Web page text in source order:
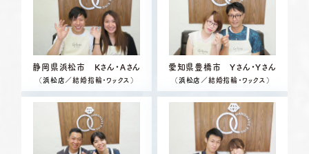
静岡県浜松市 Kさん・Aさん
（浜松店 ／結婚指輪・ワックス）
愛知県豊橋市 Yさん・Yさん
（浜松店 ／結婚指輪・ワックス）